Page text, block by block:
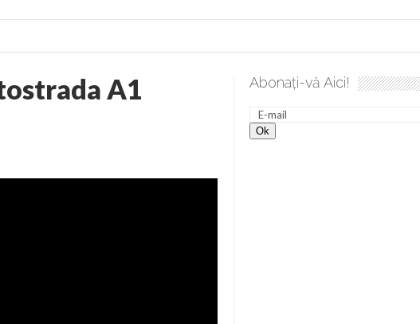
spre desăvârșire. Gând de duminică de Elena Solunca Moise
A1 Abonați-vă Aici!